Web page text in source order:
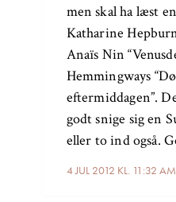
4 JUL 2012 KL. 11:32 AM
men skal ha læst
Katharine
Anaïs Nin
Hemmingways
eftermiddagen”.
godt snige sig en
eller to ind også.